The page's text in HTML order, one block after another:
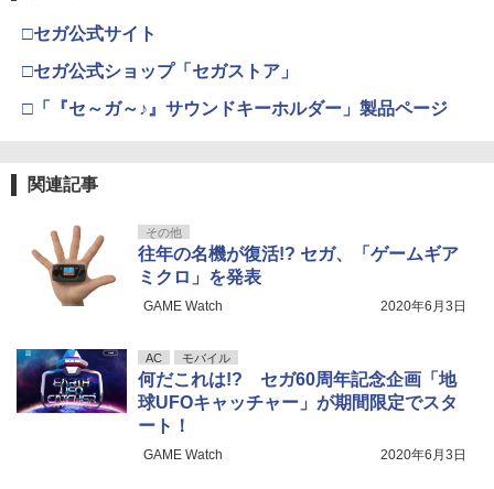
ウェポンライト Black
ツ 呪術廻戦 伏黒甚爾 約155mm PVC&A
BS製 塗装済み可動フィギュア
K トランスフォーマー ミッシングリンク
D-01 サウンドウェーブ 可動フィギュア
￥24,610
4
BANDAI SPIRITS(バンダイ スピリッツ)
30MM xEXM-000 ゼノヴァルト 1/144ス
ケール 色分け済みプラモデル
Sachiプラモ VERTヤスリ Type-S 【プ
ロモデラー共同開発】 超極細 ガラスヤ
スリ ５点セット ガンプラ プラモデル ゲ
ート処理 模型 フィギュア［知的財産権
登録済］ verty-s
￥184
￥710
□セガ公式サイト
□セガ公式ショップ「セガストア」
□「『セ～ガ～♪』サウンドキーホルダー」製品ページ
関連記事
その他
往年の名機が復活!? セガ、「ゲームギア
ミクロ」を発表
GAME Watch 2020年6月3日
AC モバイル
何だこれは!? セガ60周年記念企画「地
球UFOキャッチャー」が期間限定でスタ
ート！
GAME Watch 2020年6月3日